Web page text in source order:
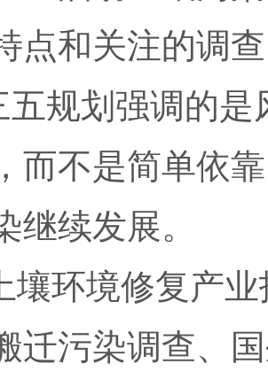
点和关注的调
规划强调的是
而不是简单依
继续发展。
壤环境修复产
迁污染调查、